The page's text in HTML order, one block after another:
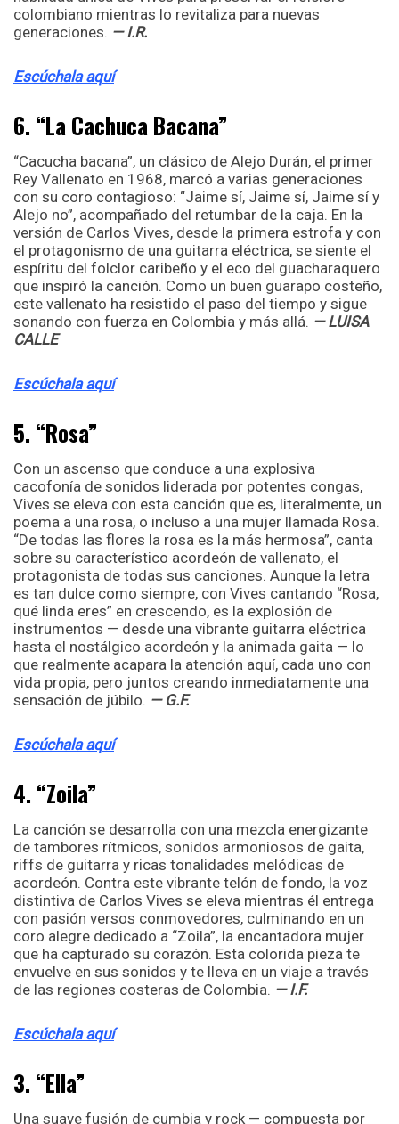
colombiano mientras lo revitaliza para nuevas
generaciones. — I.R.
Escúchala aquí
6. “La Cachuca Bacana”
“Cacucha bacana”, un clásico de Alejo Durán, el primer
Rey Vallenato en 1968, marcó a varias generaciones
con su coro contagioso: “Jaime sí, Jaime sí, Jaime sí y
Alejo no”, acompañado del retumbar de la caja. En la
versión de Carlos Vives, desde la primera estrofa y con
el protagonismo de una guitarra eléctrica, se siente el
espíritu del folclor caribeño y el eco del guacharaquero
que inspiró la canción. Como un buen guarapo costeño,
este vallenato ha resistido el paso del tiempo y sigue
sonando con fuerza en Colombia y más allá. — LUISA
CALLE
Escúchala aquí
5. “Rosa”
Con un ascenso que conduce a una explosiva
cacofonía de sonidos liderada por potentes congas,
Vives se eleva con esta canción que es, literalmente, un
poema a una rosa, o incluso a una mujer llamada Rosa.
“De todas las flores la rosa es la más hermosa”, canta
sobre su característico acordeón de vallenato, el
protagonista de todas sus canciones. Aunque la letra
es tan dulce como siempre, con Vives cantando “Rosa,
qué linda eres” en crescendo, es la explosión de
instrumentos — desde una vibrante guitarra eléctrica
hasta el nostálgico acordeón y la animada gaita — lo
que realmente acapara la atención aquí, cada uno con
vida propia, pero juntos creando inmediatamente una
sensación de júbilo. — G.F.
Escúchala aquí
4. “Zoila”
La canción se desarrolla con una mezcla energizante
de tambores rítmicos, sonidos armoniosos de gaita,
riffs de guitarra y ricas tonalidades melódicas de
acordeón. Contra este vibrante telón de fondo, la voz
distintiva de Carlos Vives se eleva mientras él entrega
con pasión versos conmovedores, culminando en un
coro alegre dedicado a “Zoila”, la encantadora mujer
que ha capturado su corazón. Esta colorida pieza te
envuelve en sus sonidos y te lleva en un viaje a través
de las regiones costeras de Colombia. — I.F.
Escúchala aquí
3. “Ella”
Una suave fusión de cumbia y rock — compuesta por